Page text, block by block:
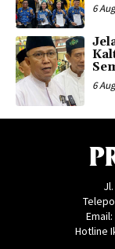
6
6
Hotline